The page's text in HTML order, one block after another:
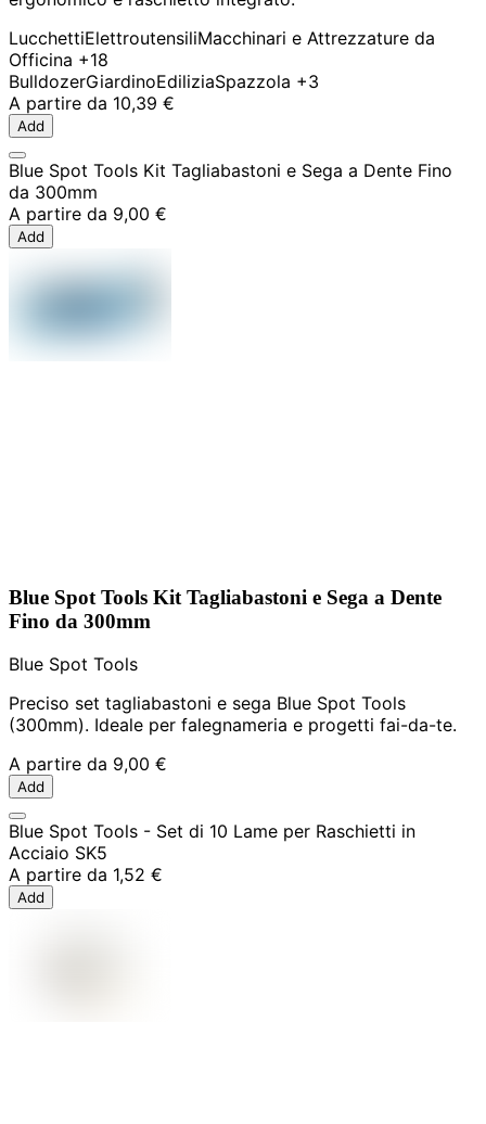
LucchettiElettroutensiliMacchinari e Attrezzature da
Officina +18
BulldozerGiardinoEdiliziaSpazzola +3
A partire da 10,39 €
Add
Blue Spot Tools Kit Tagliabastoni e Sega a Dente Fino
da 300mm
A partire da 9,00 €
Add
Blue Spot Tools Kit Tagliabastoni e Sega a Dente
Fino da 300mm
Blue Spot Tools
Preciso set tagliabastoni e sega Blue Spot Tools
(300mm). Ideale per falegnameria e progetti fai-da-te.
A partire da 9,00 €
Add
Blue Spot Tools - Set di 10 Lame per Raschietti in
Acciaio SK5
A partire da 1,52 €
Add